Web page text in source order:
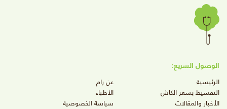
الوصول السريع:
الرئيسية
عن رام
التقسيط بسعر الكاش
الأطباء
الأخبار والمقالات
سياسة الخصوصية